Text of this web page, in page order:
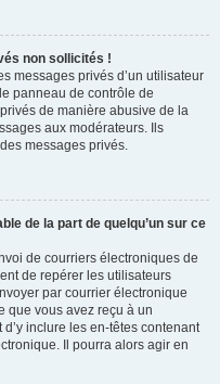
non sollicités !
messages privés d’un utilisateur
panneau de contrôle de
de manière abusive de la
aux modérateurs. Ils
messages privés.
de la part de quelqu’un sur ce
de courriers électroniques de
de repérer les utilisateurs
par courrier électronique
que vous avez reçu à un
inclure les en-têtes contenant
Il pourra alors agir en